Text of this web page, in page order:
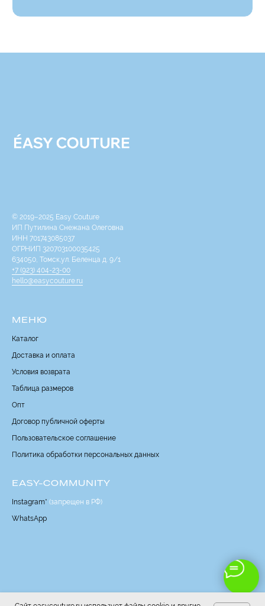
© 2019–2025 Easy Couture
ИП Путилина Снежана Олеговна
ИНН 701743085037
ОГРНИП 320703100035425
634050, Томск,ул. Беленца д. 9/1
+7 (923) 404-23-00
hello@easycouture.ru
МЕНЮ
Каталог
Доставка и оплата
Условия возврата
Таблица размеров
Опт
Договор публичной оферты
Пользовательское соглашение
Политика обработки персональных данных
EASY-COMMUNITY
Instagram* (запрещен в РФ)
WhatsApp